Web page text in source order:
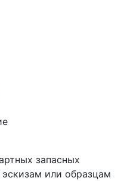
запасных
или образцам